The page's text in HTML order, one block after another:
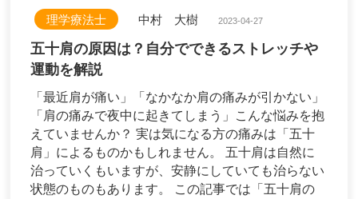
理学療法士 中村 大樹 2023-04-27
五十肩の原因は？自分でできるストレッチや
運動を解説
「最近肩が痛い」「なかなか肩の痛みが引かない」
「肩の痛みで夜中に起きてしまう」こんな悩みを抱
えていませんか？ 実は気になる方の痛みは「五十
肩」によるものかもしれません。 五十肩は自然に
治っていくもいますが、安静にしていても治らない
状態のものもあります。 この記事では「五十肩の